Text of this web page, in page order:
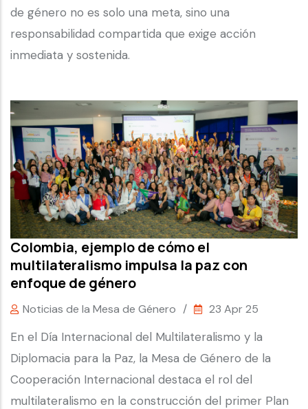
de género no es solo una meta, sino una
responsabilidad compartida que exige acción
inmediata y sostenida.
Colombia, ejemplo de cómo el
multilateralismo impulsa la paz con
enfoque de género
Noticias de la Mesa de Género / 23 Apr 25
En el Día Internacional del Multilateralismo y la
Diplomacia para la Paz, la Mesa de Género de la
Cooperación Internacional destaca el rol del
multilateralismo en la construcción del primer Plan